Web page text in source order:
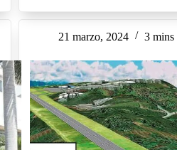
21 marzo, 2024 3 mins